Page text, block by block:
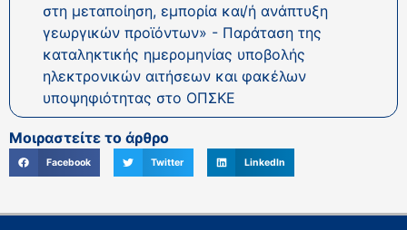
στη μεταποίηση, εμπορία και/ή ανάπτυξη
γεωργικών προϊόντων» - Παράταση της
καταληκτικής ημερομηνίας υποβολής
ηλεκτρονικών αιτήσεων και φακέλων
υποψηφιότητας στο ΟΠΣΚΕ
Μοιραστείτε το άρθρο
Facebook Twitter LinkedIn